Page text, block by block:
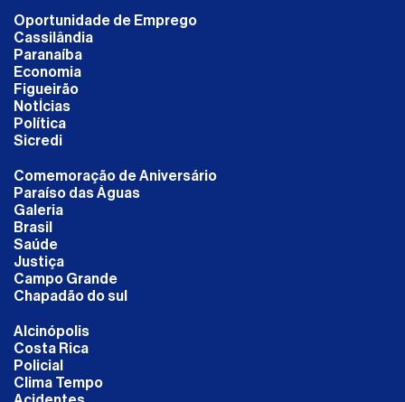
Oportunidade de Emprego
Cassilândia
Paranaíba
Economia
Figueirão
NotÍcias
Política
Sicredi
Comemoração de Aniversário
Paraíso das Águas
Galeria
Brasil
Saúde
Justiça
Campo Grande
Chapadão do sul
Alcinópolis
Costa Rica
Policial
Clima Tempo